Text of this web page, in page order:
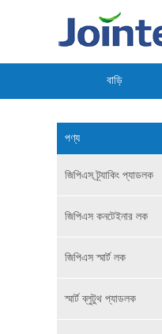
বাড়ি
পণ্য
জিপিএস ট্র্যাকিং প্যাডলক
জিপিএস কনটেইনার লক
জিপিএস স্মার্ট লক
স্মার্ট ব্লুটুথ প্যাডলক